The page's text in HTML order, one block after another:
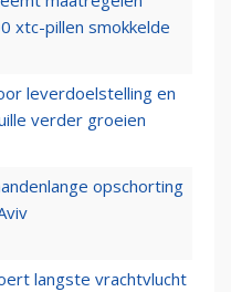
xtc-pillen smokkelde
leverdoelstelling en
verder groeien
opschorting
langste vrachtvlucht